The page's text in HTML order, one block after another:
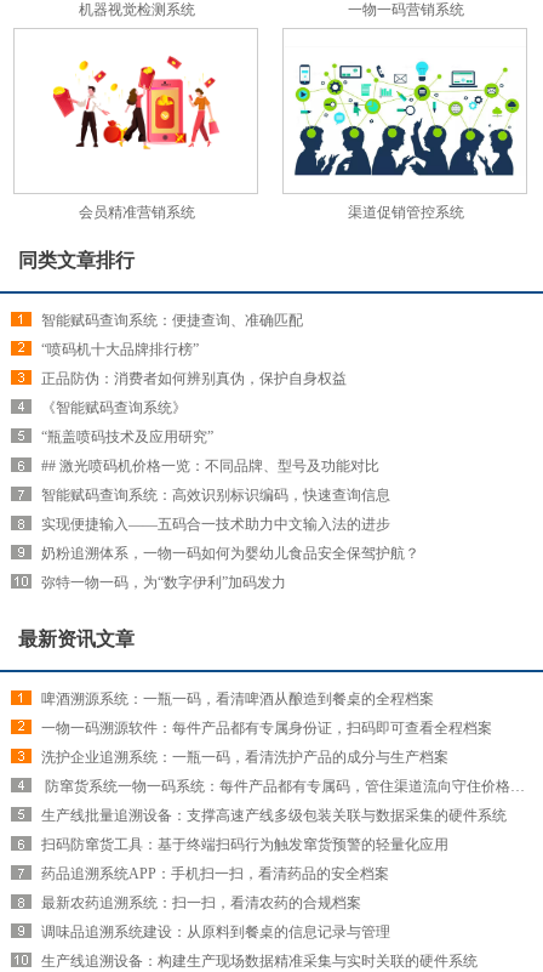
机器视觉检测系统 一物一码营销系统
会员精准营销系统 渠道促销管控系统
同类文章排行
智能赋码查询系统：便捷查询、准确匹配
“喷码机十大品牌排行榜”
正品防伪：消费者如何辨别真伪，保护自身权益
《智能赋码查询系统》
“瓶盖喷码技术及应用研究”
## 激光喷码机价格一览：不同品牌、型号及功能对比
智能赋码查询系统：高效识别标识编码，快速查询信息
实现便捷输入——五码合一技术助力中文输入法的进步
奶粉追溯体系，一物一码如何为婴幼儿食品安全保驾护航？
弥特一物一码，为“数字伊利”加码发力
最新资讯文章
啤酒溯源系统：一瓶一码，看清啤酒从酿造到餐桌的全程档案
一物一码溯源软件：每件产品都有专属身份证，扫码即可查看全程档案
洗护企业追溯系统：一瓶一码，看清洗护产品的成分与生产档案
​ 防窜货系统一物一码系统：每件产品都有专属码，管住渠道流向守住价格红线
生产线批量追溯设备：支撑高速产线多级包装关联与数据采集的硬件系统
扫码防窜货工具：基于终端扫码行为触发窜货预警的轻量化应用
药品追溯系统APP：手机扫一扫，看清药品的安全档案
最新农药追溯系统：扫一扫，看清农药的合规档案
调味品追溯系统建设：从原料到餐桌的信息记录与管理
生产线追溯设备：构建生产现场数据精准采集与实时关联的硬件系统